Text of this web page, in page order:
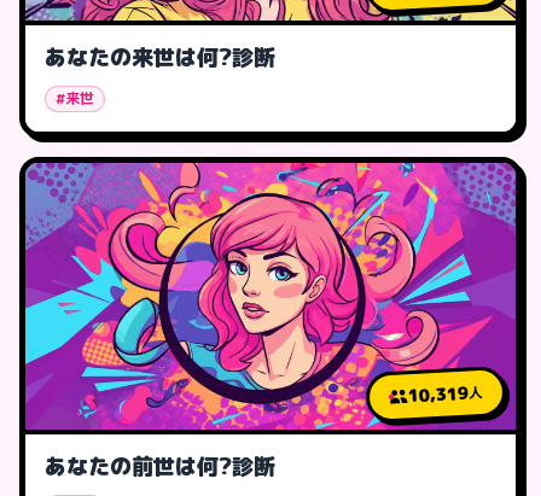
あなたの来世は何?診断
#来世
10,319人
あなたの前世は何?診断